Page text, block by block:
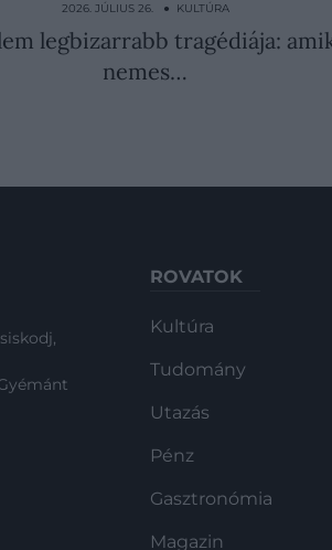
2026. JÚLIUS 26. ● KULTÚRA
legbizarrabb tragédiája:
nemes…
ROVATOK
Kultúra
Tudomány
Utazás
Pénz
Gasztronómia
Magazin